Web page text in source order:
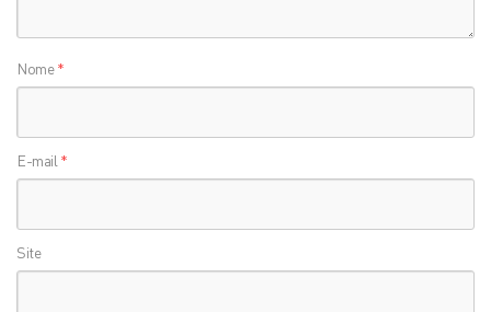
Nome*
E-mail *
Site